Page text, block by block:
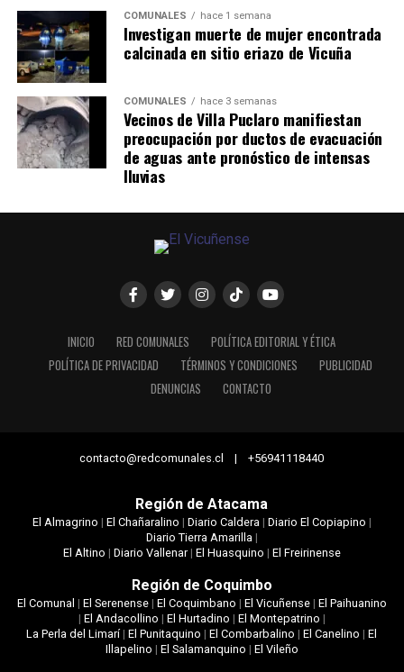
COMUNALES hace 1 semana
Investigan muerte de mujer encontrada
calcinada en sitio eriazo de Vicuña
COMUNALES hace 3 semanas
Vecinos de Villa Puclaro manifiestan
preocupación por ductos de evacuación
de aguas ante pronóstico de intensas
lluvias
INICIO RED COMUNALES
POLÍTICA EDITORIAL Y ÉTICA
POLÍTICA DE PRIVACIDAD
TÉRMINOS Y CONDICIONES
PUBLICIDAD
DENUNCIAS
CONTACTO
contacto@redcomunales.cl | +56941118440
Región de Atacama
El Almagrino | El Chañaralino | Diario Caldera | Diario El Copiapino |
Diario Tierra Amarilla |
El Altino | Diario Vallenar| El Huasquino | El Freirinense
Región de Coquimbo
El Comunal | El Serenense| El Coquimbano | El Vicuñense| El Paihuanino
| El Andacollino | El Hurtadino | El Montepatrino |
La Perla del Limarí|El Punitaquino |El Combarbalino |El Canelino |El
Illapelino | El Salamanquino | El Vileño